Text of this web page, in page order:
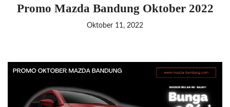
Promo Mazda Bandung Oktober 2022
Oktober 11, 2022